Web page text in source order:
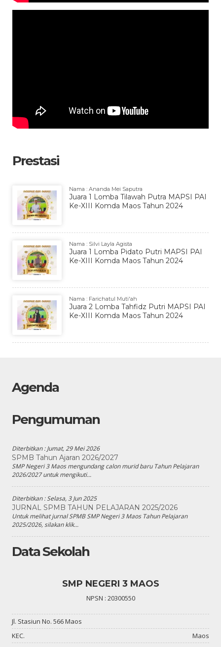
Prestasi
Nama : Ananda Mei Saputra
Juara 1 Lomba Tilawah Putra MAPSI PAI
Ke-XIII Komda Maos Tahun 2024
Nama : Silvi Layla Agista
Juara 1 Lomba Pidato Putri MAPSI PAI
Ke-XIII Komda Maos Tahun 2024
Nama : Farichatul Muti'ah
Juara 2 Lomba Tahfidz Putri MAPSI PAI
Ke-XIII Komda Maos Tahun 2024
Agenda
Pengumuman
Diterbitkan :Jumat, 29 Mei 2026
SPMB Tahun Ajaran 2026/2027
SMP Negeri 3 Maos mengundang calon murid baru Tahun Pelajaran
2026/2027 untuk mengikuti...
Diterbitkan :Selasa, 3 Jun 2025
JURNAL SPMB TAHUN PELAJARAN 2025/2026
Untuk melihat jurnal SPMB SMP Negeri 3 Maos Tahun Pelajaran
2025/2026, silakan klik...
Data Sekolah
SMP NEGERI 3 MAOS
NPSN : 20300550
Jl. Stasiun No. 566 Maos
KEC.
Maos